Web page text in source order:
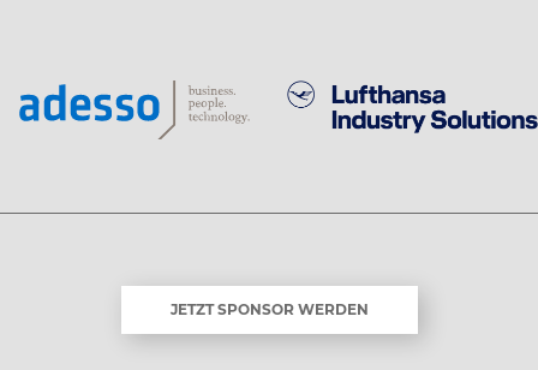
JETZT SPONSOR WERDEN